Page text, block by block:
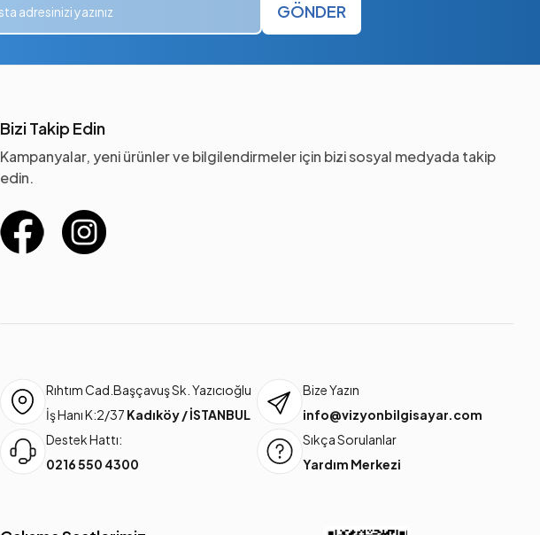
GÖNDER
Bizi Takip Edin
Kampanyalar, yeni ürünler ve bilgilendirmeler için bizi sosyal medyada takip
edin.
Rıhtım Cad.Başçavuş Sk. Yazıcıoğlu
İş Hanı K:2/37 Kadıköy / İSTANBUL
Bize Yazın
info@vizyonbilgisayar.com
Destek Hattı:
0216 550 4300
Sıkça Sorulanlar
Yardım Merkezi